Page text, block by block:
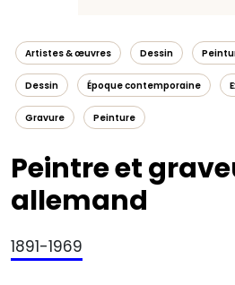
Artistes & œuvres Dessin
Dessin Époque contemporaine
Gravure Peinture
Peintre et
allemand
1891-1969